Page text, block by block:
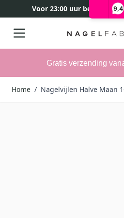
9,4
Voor 23:00 uur besteld,
Gratis verzending
Home / Nagelvijlen Halve Maan